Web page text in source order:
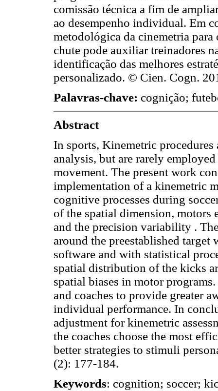
comissão técnica a fim de
ao desempenho individual. Em
metodológica da cinemetria
chute pode auxiliar treinadores
identificação das melhores
personalizado. © Cien. Cogn.
Palavras-chave: cognição;
Abstract
In sports, Kinemetric
analysis, but are rarely
movement. The present work
implementation of a kinemetric
cognitive processes during
of the spatial dimension, motors
and the precision variability .
around the preestablished
software and with statistical
spatial distribution of the kicks
spatial biases in motor
and coaches to provide greater
individual performance. In
adjustment for kinemetric
the coaches choose the most
better strategies to stimuli
(2): 177-184.
Keywords: cognition; soccer;